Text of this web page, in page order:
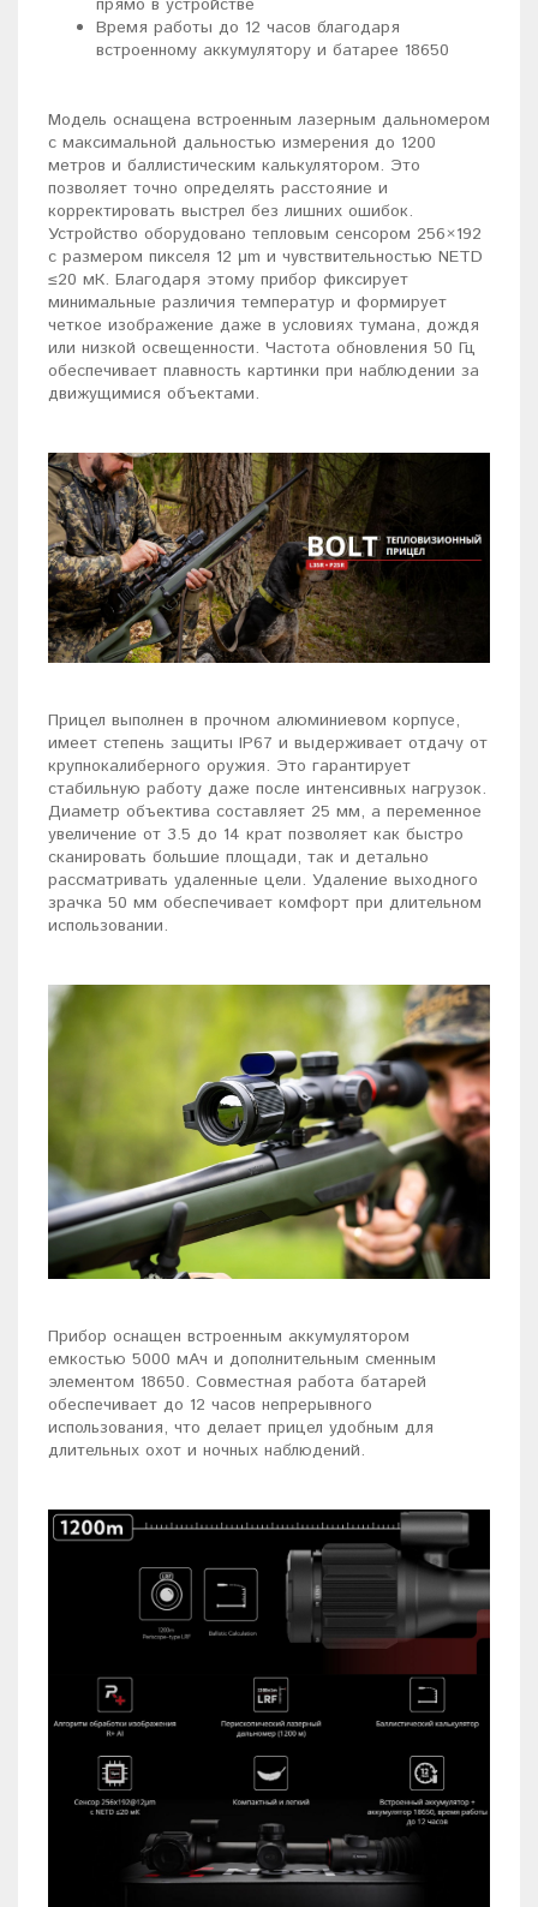
прямо в устройстве
Время работы до 12 часов благодаря
встроенному аккумулятору и батарее 18650
Модель оснащена встроенным лазерным дальномером
с максимальной дальностью измерения до 1200
метров и баллистическим калькулятором. Это
позволяет точно определять расстояние и
корректировать выстрел без лишних ошибок.
Устройство оборудовано тепловым сенсором 256×192
с размером пикселя 12 μm и чувствительностью NETD
≤20 мК. Благодаря этому прибор фиксирует
минимальные различия температур и формирует
четкое изображение даже в условиях тумана, дождя
или низкой освещенности. Частота обновления 50 Гц
обеспечивает плавность картинки при наблюдении за
движущимися объектами.
Прицел выполнен в прочном алюминиевом корпусе,
имеет степень защиты IP67 и выдерживает отдачу от
крупнокалиберного оружия. Это гарантирует
стабильную работу даже после интенсивных нагрузок.
Диаметр объектива составляет 25 мм, а переменное
увеличение от 3.5 до 14 крат позволяет как быстро
сканировать большие площади, так и детально
рассматривать удаленные цели. Удаление выходного
зрачка 50 мм обеспечивает комфорт при длительном
использовании.
Прибор оснащен встроенным аккумулятором
емкостью 5000 мАч и дополнительным сменным
элементом 18650. Совместная работа батарей
обеспечивает до 12 часов непрерывного
использования, что делает прицел удобным для
длительных охот и ночных наблюдений.